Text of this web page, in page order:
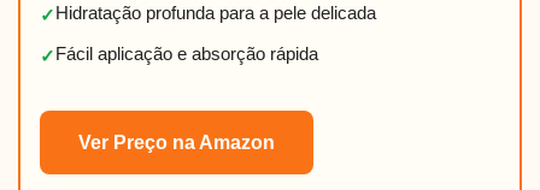
✓Hidratação profunda para a pele delicada
✓Fácil aplicação e absorção rápida
Ver Preço na Amazon